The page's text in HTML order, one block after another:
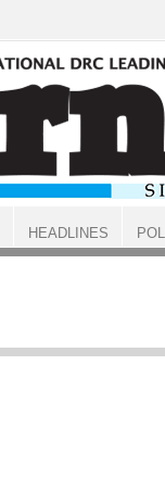
HEADLINES